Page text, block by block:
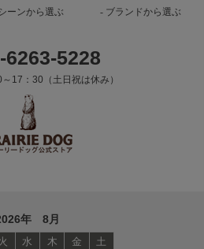
ーンから選ぶ ブランドから選ぶ
6263-5228
17：30（土日祝は休み）
年 8月
水 木 金
土